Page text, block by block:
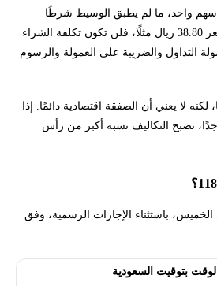
سهم واحد، ما لم يطبق الوسيط شرطًا
تشغيليًا مختلفًا. إذا كان السعر 38.80 ريال مثلًا، فلن تكون تكلفة الشراء
التداول والضريبة على العمولة والرسوم
لا يعني أن الصفقة اقتصادية دائمًا. إذا
تصبح التكاليف نسبة أكبر من رأس
باستثناء الإجازات الرسمية، وفق
بتوقيت السعودية